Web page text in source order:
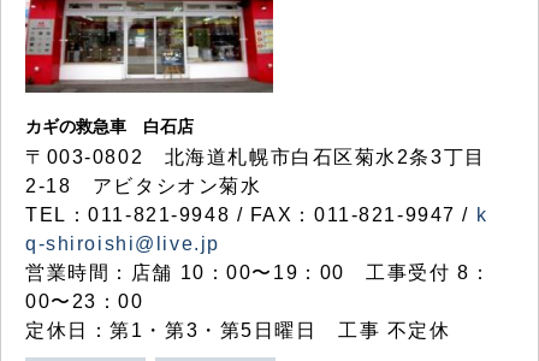
カギの救急車 白石店
〒003-0802 北海道札幌市白石区菊水2条3丁目
2-18 アビタシオン菊水
TEL：011-821-9948 / FAX：011-821-9947 / k
q-shiroishi@live.jp
営業時間：店舗 10：00〜19：00 工事受付 8：
00〜23：00
定休日：第1・第3・第5日曜日 工事 不定休